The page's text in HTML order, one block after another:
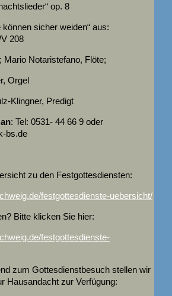
op. 8
können sicher weiden“ aus:
208
Notaristefano, Flöte;
Orgel
Klingner, Predigt
: Tel: 0531- 44 66 9 oder
bs.de
zu den Festgottesdiensten:
festgottesdienste-uebersicht/
Bitte klicken Sie hier:
festgottesdienste-
zum Gottesdienstbesuch stellen wir
Hausandacht zur Verfügung: